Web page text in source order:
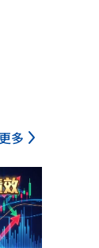
更多